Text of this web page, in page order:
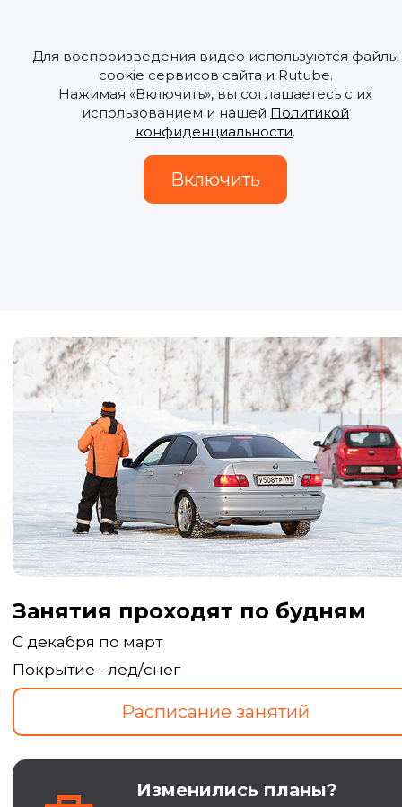
Для воспроизведения видео используются файлы
cookie сервисов сайта и Rutube.
Нажимая «Включить», вы соглашаетесь с их
использованием и нашей Политикой
конфиденциальности.
Занятия проходят по будням
С декабря по март
Покрытие - лед/снег
Изменились планы?